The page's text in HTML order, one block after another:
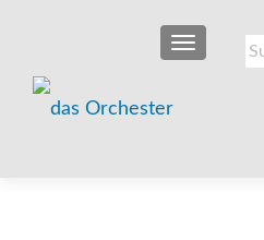
SCHALTE